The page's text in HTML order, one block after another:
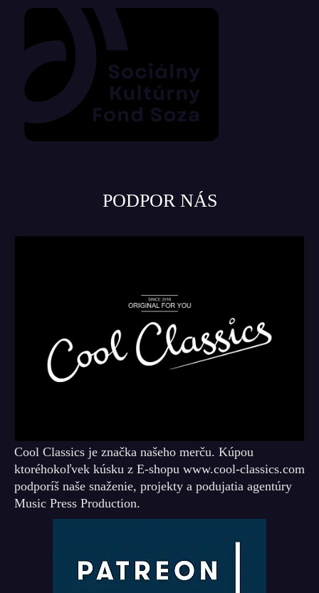
PODPOR NÁS
Cool Classics je značka našeho merču. Kúpou
ktoréhokoľvek kúsku z E-shopu www.cool-classics.com
podporíš naše snaženie, projekty a podujatia agentúry
Music Press Production.